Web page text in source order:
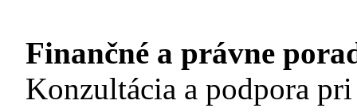
Finančné a právne
Konzultácia a podpora